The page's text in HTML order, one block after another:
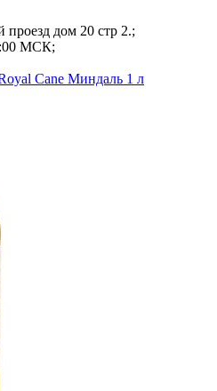
дом 20 стр 2.;
МСК;
Cane Миндаль 1 л